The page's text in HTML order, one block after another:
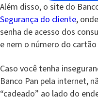
Além disso, o site do
Segurança do cliente,
senha de acesso dos
e nem o número do
Caso você tenha
Banco Pan pela internet,
“cadeado” ao lado do